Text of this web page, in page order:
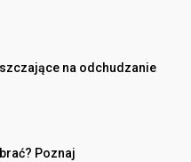
na odchudzanie
Poznaj